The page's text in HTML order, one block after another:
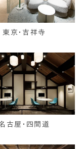
東京・吉祥寺
古屋・四間道